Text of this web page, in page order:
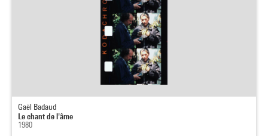
Gaël Badaud
Le chant de l'âme
1980